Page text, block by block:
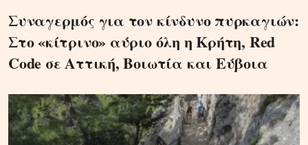
Συναγερμός για τον κίνδυνο πυρκαγιών:
Στο «κίτρινο» αύριο όλη η Κρήτη, Red
Code σε Αττική, Βοιωτία και Εύβοια